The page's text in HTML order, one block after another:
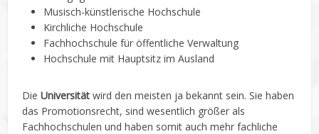
Musisch-künstlerische Hochschule
Kirchliche Hochschule
Fachhochschule für öffentliche Verwaltung
Hochschule mit Hauptsitz im Ausland
DieUniversitätwird den meisten ja bekannt sein. Sie haben
das Promotionsrecht, sind wesentlich größer als
Fachhochschulen und haben somit auch mehr fachliche